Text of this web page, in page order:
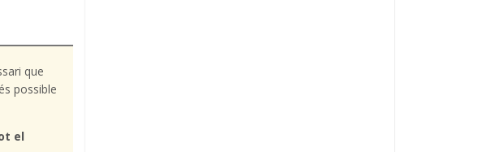
que
possible
el